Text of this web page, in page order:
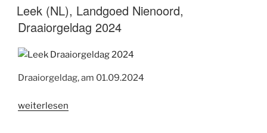
Nienoord,
Draaiorgeldag
2025“
Leek (NL), Landgoed Nienoord,
Draaiorgeldag 2024
Draaiorgeldag, am 01.09.2024
„Leek
weiterlesen